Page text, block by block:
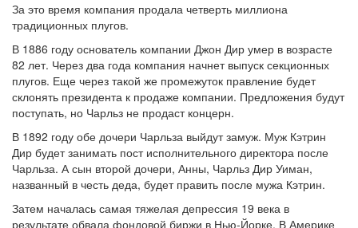
За это время компания продала четверть миллиона
традиционных плугов.
В 1886 году основатель компании Джон Дир умер в возрасте
82 лет. Через два года компания начнет выпуск секционных
плугов. Еще через такой же промежуток правление будет
склонять президента к продаже компании. Предложения будут
поступать, но Чарльз не продаст концерн.
В 1892 году обе дочери Чарльза выйдут замуж. Муж Кэтрин
Дир будет занимать пост исполнительного директора после
Чарльза. А сын второй дочери, Анны, Чарльз Дир Уиман,
названный в честь деда, будет править после мужа Кэтрин.
Затем началась самая тяжелая депрессия 19 века в
результате обвала фондовой биржи в Нью-Йорке. В Америке